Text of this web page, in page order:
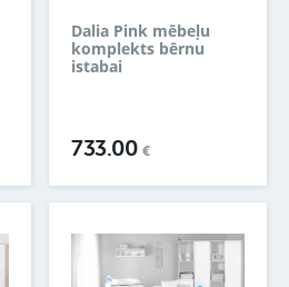
Dalia Pink mēbeļu
komplekts bērnu
istabai
733.00€